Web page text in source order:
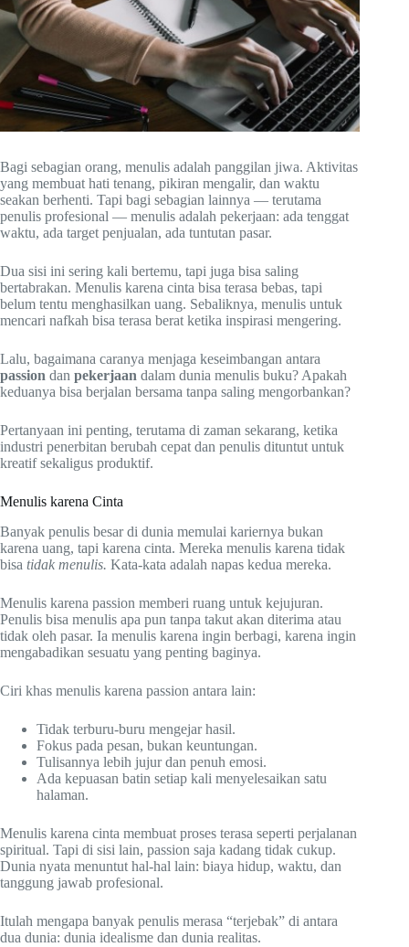
Bagi sebagian orang, menulis adalah panggilan jiwa. Aktivitas
yang membuat hati tenang, pikiran mengalir, dan waktu
seakan berhenti. Tapi bagi sebagian lainnya — terutama
penulis profesional — menulis adalah pekerjaan: ada tenggat
waktu, ada target penjualan, ada tuntutan pasar.
Dua sisi ini sering kali bertemu, tapi juga bisa saling
bertabrakan. Menulis karena cinta bisa terasa bebas, tapi
belum tentu menghasilkan uang. Sebaliknya, menulis untuk
mencari nafkah bisa terasa berat ketika inspirasi mengering.
Lalu, bagaimana caranya menjaga keseimbangan antara
passion dan pekerjaan dalam dunia menulis buku? Apakah
keduanya bisa berjalan bersama tanpa saling mengorbankan?
Pertanyaan ini penting, terutama di zaman sekarang, ketika
industri penerbitan berubah cepat dan penulis dituntut untuk
kreatif sekaligus produktif.
Menulis karena Cinta
Banyak penulis besar di dunia memulai kariernya bukan
karena uang, tapi karena cinta. Mereka menulis karena tidak
bisa tidak menulis. Kata-kata adalah napas kedua mereka.
Menulis karena passion memberi ruang untuk kejujuran.
Penulis bisa menulis apa pun tanpa takut akan diterima atau
tidak oleh pasar. Ia menulis karena ingin berbagi, karena ingin
mengabadikan sesuatu yang penting baginya.
Ciri khas menulis karena passion antara lain:
Tidak terburu-buru mengejar hasil.
Fokus pada pesan, bukan keuntungan.
Tulisannya lebih jujur dan penuh emosi.
Ada kepuasan batin setiap kali menyelesaikan satu
halaman.
Menulis karena cinta membuat proses terasa seperti perjalanan
spiritual. Tapi di sisi lain, passion saja kadang tidak cukup.
Dunia nyata menuntut hal-hal lain: biaya hidup, waktu, dan
tanggung jawab profesional.
Itulah mengapa banyak penulis merasa “terjebak” di antara
dua dunia: dunia idealisme dan dunia realitas.